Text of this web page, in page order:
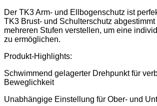
Der TK3 Arm- und Ellbogenschutz ist
TK3 Brust- und Schulterschutz
mehreren Stufen verstellen, um eine
zu ermöglichen.
Produkt-Highlights:
Schwimmend gelagerter Drehpunkt für
Beweglichkeit
Unabhängige Einstellung für Ober- und